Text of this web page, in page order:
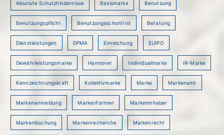
Absolute Schutzhindernisse Basismarke Benutzung
Benutzungspflicht Benutzungsschonfrist Beratung
Dienstleistungen DPMA Einreichung EUIPO
Gewährleistungsmarke Hannover Individualmarke IR-Marke
Kennzeichnungskraft Kollektivmarke Marke Markenamt
Markenanmeldung Markenformen Markeninhaber
Markenlöschung Markenrecherche Markenrecht